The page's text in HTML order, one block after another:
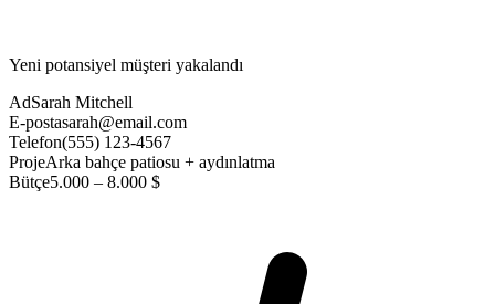
Yeni potansiyel müşteri yakalandı
AdSarah Mitchell
E-postasarah@email.com
Telefon(555) 123-4567
ProjeArka bahçe patiosu + aydınlatma
Bütçe5.000 – 8.000 $